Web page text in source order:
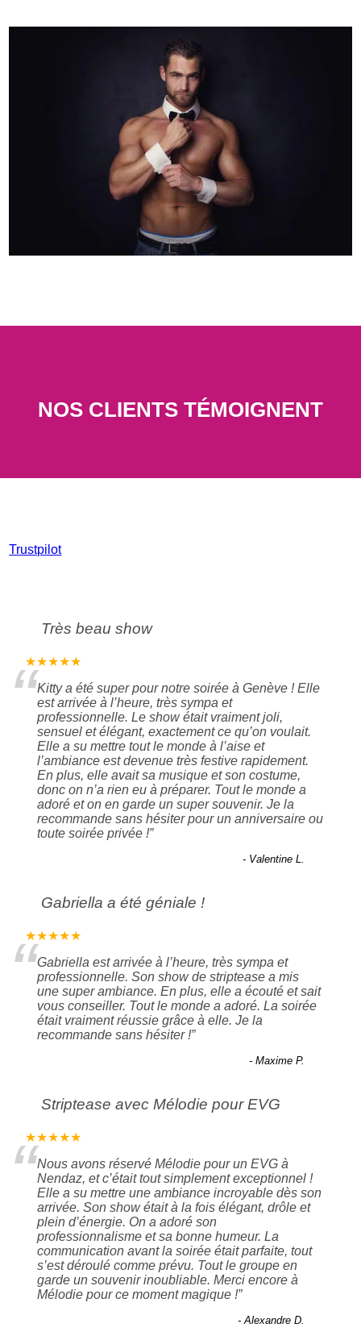
NOS CLIENTS TÉMOIGNENT
Trustpilot
Très beau show
★★★★★
“Kitty a été super pour notre soirée à Genève ! Elle
est arrivée à l’heure, très sympa et
professionnelle. Le show était vraiment joli,
sensuel et élégant, exactement ce qu’on voulait.
Elle a su mettre tout le monde à l’aise et
l’ambiance est devenue très festive rapidement.
En plus, elle avait sa musique et son costume,
donc on n’a rien eu à préparer. Tout le monde a
adoré et on en garde un super souvenir. Je la
recommande sans hésiter pour un anniversaire ou
toute soirée privée !”
- Valentine L.
Gabriella a été géniale !
★★★★★
“Gabriella est arrivée à l’heure, très sympa et
professionnelle. Son show de striptease a mis
une super ambiance. En plus, elle a écouté et sait
vous conseiller. Tout le monde a adoré. La soirée
était vraiment réussie grâce à elle. Je la
recommande sans hésiter !”
- Maxime P.
Striptease avec Mélodie pour EVG
★★★★★
“Nous avons réservé Mélodie pour un EVG à
Nendaz, et c’était tout simplement exceptionnel !
Elle a su mettre une ambiance incroyable dès son
arrivée. Son show était à la fois élégant, drôle et
plein d’énergie. On a adoré son
professionnalisme et sa bonne humeur. La
communication avant la soirée était parfaite, tout
s’est déroulé comme prévu. Tout le groupe en
garde un souvenir inoubliable. Merci encore à
Mélodie pour ce moment magique !”
- Alexandre D.